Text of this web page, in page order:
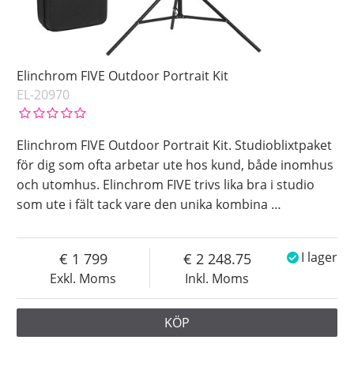
Elinchrom FIVE Outdoor Portrait Kit
EL-20970
Elinchrom FIVE Outdoor Portrait Kit. Studioblixtpaket
för dig som ofta arbetar ute hos kund, både inomhus
och utomhus. Elinchrom FIVE trivs lika bra i studio
som ute i fält tack vare den unika kombina …
Exkl. Moms
1 799
Inkl. Moms
2 248.75 I lager
KÖP